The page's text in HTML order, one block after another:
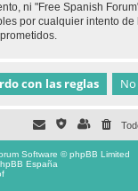
ni "Free Spanish
por cualquier intento
Software © phpBB Limited
España